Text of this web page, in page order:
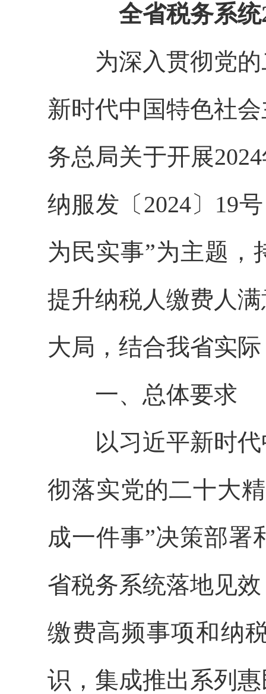
全省税务系统
为深入贯彻党的
新时代中国特色社
务总局关于开展
纳服发〔2024〕19
为民实事”为主题，
提升纳税人缴费人
大局，结合我省实
一、总体要求
以习近平新时代
彻落实党的二十大
成一件事”决策部署
省税务系统落地见
缴费高频事项和纳
识，集成推出系列